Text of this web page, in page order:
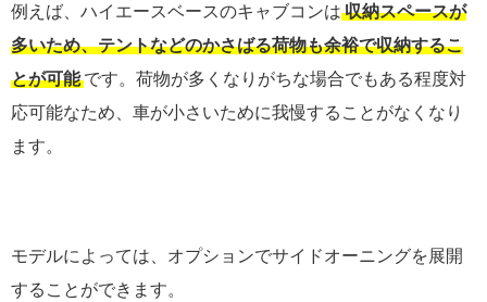
例えば、ハイエースベースのキャブコンは 収納スペースが
多いため、テントなどのかさばる荷物も余裕で収納するこ
とが可能 です。荷物が多くなりがちな場合でもある程度対
応可能なため、車が小さいために我慢することがなくなり
ます。
モデルによっては、オプションでサイドオーニングを展開
することができます。